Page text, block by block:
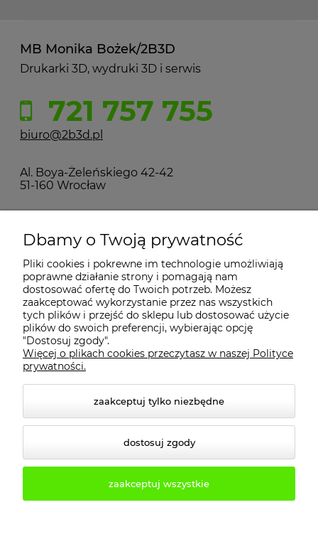
MB Monika Bożek/2B3D
Drukarki 3D, wydruki 3D i serwis
721 757 755
biuro@2b3d.pl
Al. Boya-Żeleńskiego 42-42
51-160 Wrocław
MOJE KONTO
PŁATNOŚCI I DOSTAWA
INFORMACJE
KONTAKT
© 2026 2b3d.pl. Wszelkie prawa zastrzeżone.
Dbamy o Twoją prywatność
Pliki cookies i pokrewne im technologie umożliwiają
poprawne działanie strony i pomagają nam
dostosować ofertę do Twoich potrzeb. Możesz
zaakceptować wykorzystanie przez nas wszystkich
tych plików i przejść do sklepu lub dostosować użycie
plików do swoich preferencji, wybierając opcję
"Dostosuj zgody".
Więcej o plikach cookies przeczytasz w naszej Polityce
prywatności.
zaakceptuj tylko niezbędne
dostosuj zgody
zaakceptuj wszystkie